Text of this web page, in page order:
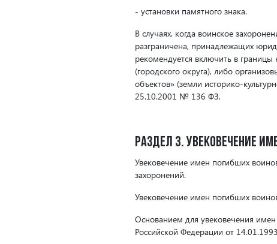
- установки памятного знака.
В случаях, когда воинское
разграничена, принадлежащих
рекомендуется включить в
(городского округа), либо
объектов» (земли историко-
25.10.2001 № 136 ФЗ.
Раздел 3. Увековечение
Увековечение имен погибших
захоронений.
Увековечение имен погибших
Основанием для увековечения
Российской Федерации от